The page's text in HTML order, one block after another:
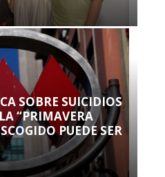
SOBRE SUICIDIOS
“PRIMAVERA
PUEDE SER